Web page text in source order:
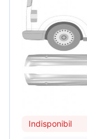
Indisponibil